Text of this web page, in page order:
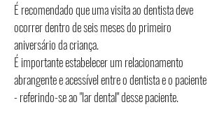
É recomendado que uma visita ao dentista deve
ocorrer dentro de seis meses do primeiro
aniversário da criança.
É importante estabelecer um relacionamento
abrangente e acessível entre o dentista e o paciente
- referindo-se ao "lar dental" desse paciente.